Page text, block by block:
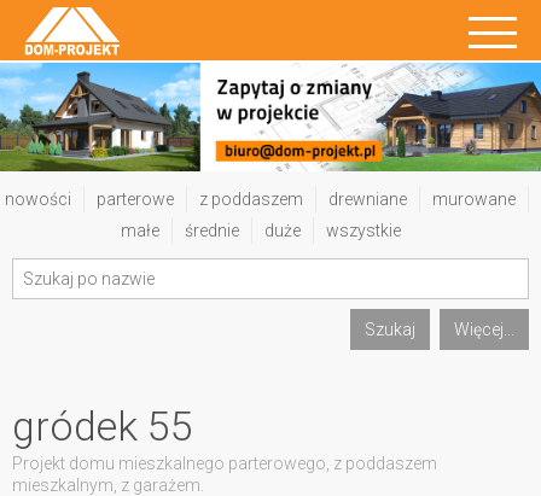
nowości parterowe z poddaszem drewniane
murowane
małe
średnie duże wszystkie
Szukaj Więcej...
gródek 55
Projekt domu mieszkalnego parterowego, z poddaszem
mieszkalnym, z garażem.